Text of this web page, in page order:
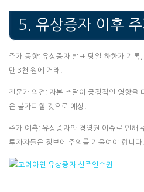
5. 유상증자 이후
주가 동향: 유상증자 발표 당일 하한가 기
만 3천 원에 거래.
전문가 의견: 자본 조달이 긍정적인 영향을
은 불가피할 것으로 예상.
주가 예측: 유상증자와 경영권 이슈로 인해
투자자들은 정보에 주의를 기울여야 합니다.